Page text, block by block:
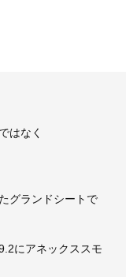
はなく
グランドシートで
にアネックススモ